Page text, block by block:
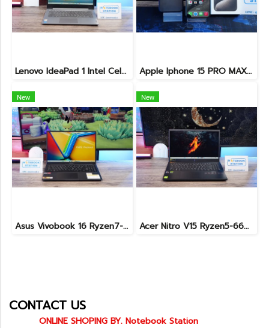
Lenovo IdeaPad 1 Intel Celeron N4020 Ram4 SSD256GB จอ14.0 HD หน้าจอเล็กเหมาะแก่การพกพา ใช้งานทั่วไป ราคาถูกมาก เพียง 3,900.- พร้อมใช้งาน(สินค้ามีตำหนิขายถูกประกันร้าน7วัน) Apple Iphone 15 PRO MAX NATURAL TITANIUM 256GB สุขภาพแบต 87% อุปกรณ์ครบกล่อง ขายเพียง 11,990.-
New
Asus Vivobook 16 Ryzen7-7730U Ram16 SSD512 จอ16นิ้ว WUXGA IPS สเปคสูงทำงานเก่ง จอใหญ่ภาพสวย พร้อมแป้นตัวเลขแยก เครื่องมีประกันศูนย์พร้อมใช้งานเพียง 12,990.-
New
Acer Nitro V15 Ryzen5-6600H RTX2050(4GB) RAM16 512GB SSD จอ15.6นิ้ว FHD 165Hz sRGB100% เกมมิ่งรุ่นใหม่ ดีไซน์เครื่องบาง สวยเท่ดูทันสมัย มีประกันศูนย์2028 ราคาสุดคุ้มเพียง 17,990.-
CONTACT US
ONLINE SHOPING BY. Notebook Station